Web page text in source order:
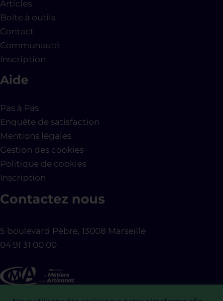
Articles
Boîte à outils
Contact
Communauté
Inscription
Aide
Pas à Pas
Enquête de satisfaction
Mentions légales
Gestion des cookies
Politique de cookies
Inscription
Contactez nous
5 boulevard Pèbre, 13008 Marseille
04 91 31 00 00